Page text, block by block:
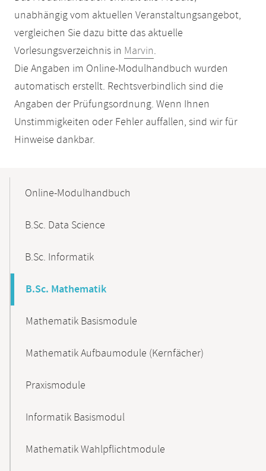
unabhängig vom aktuellen Veranstaltungsangebot,
vergleichen Sie dazu bitte das aktuelle
Vorlesungsverzeichnis in Marvin.
Die Angaben im Online-Modulhandbuch wurden
automatisch erstellt. Rechtsverbindlich sind die
Angaben der Prüfungsordnung. Wenn Ihnen
Unstimmigkeiten oder Fehler auffallen, sind wir für
Hinweise dankbar.
NavigationOnline-Modulhandbuch
B.Sc. Data Science
B.Sc. Informatik
B.Sc. Mathematik
Mathematik Basismodule
Mathematik Aufbaumodule (Kernfächer)
Praxismodule
Informatik Basismodul
Mathematik Wahlpflichtmodule